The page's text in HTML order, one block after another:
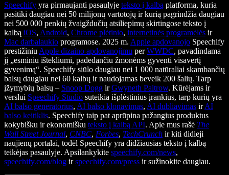
Speechify yra pirmaujanti pasaulyje teksto į kalbą platforma, kuria
pasitiki daugiau nei 50 milijonų vartotojų ir kurią pagrindžia daugiau
nei 500 000 penkių žvaigždučių atsiliepimų skirtingose teksto į
kalbą iOS, Android, Chrome plėtinio, internetinės programėlės ir
Mac darbalaukio programose. 2025 m. Apple apdovanojo Speechify
prestižiniu Apple dizaino apdovanojimu perWWDC, pavadindama
jį „esminiu ištekliumi, padedančiu žmonėms gyventi visavertį
gyvenimą“. Speechify siūlo daugiau nei 1 000 natūraliai skambančių
balsų daugiau nei 60 kalbų ir naudojamas beveik 200 šalių. Tarp
įžymybių balsų – Snoop Dogg irGwyneth Paltrow. Kūrėjams ir
verslui Speechify Studio suteikia išplėstinius įrankius, tarp kurių yra
AI balso generatorius, AI balso klonavimas, AI dubliavimas irAI
balso keitiklis. Speechify taip pat aprūpina pažangius produktus
kokybišku ir ekonomišku teksto į kalbą API. Apie mus rašė The
Wall Street Journal, CNBC, Forbes, TechCrunch ir kiti didieji
naujienų portalai, todėl Speechify yra didžiausias teksto į kalbą
teikėjas pasaulyje. Apsilankykite speechify.com/news,
speechify.com/blog irspeechify.com/press ir sužinokite daugiau.